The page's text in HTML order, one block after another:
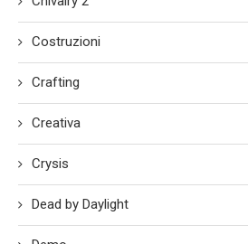
Costruzioni
Crafting
Creativa
Crysis
Dead by Daylight